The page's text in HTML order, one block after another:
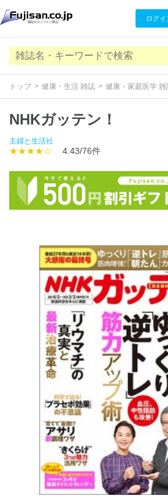
ログイ
トップ 健康・生活 雑誌 健康・家庭医学 雑
NHKガッテン！
主婦と生活社
★★★★☆ 4.43/76件